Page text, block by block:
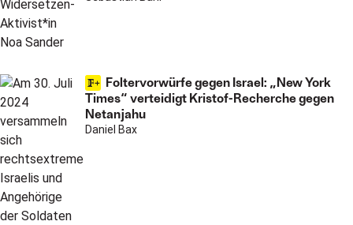
Foltervorwürfe gegen Israel: „New York
Times“ verteidigt Kristof-Recherche gegen
Netanjahu
Daniel Bax